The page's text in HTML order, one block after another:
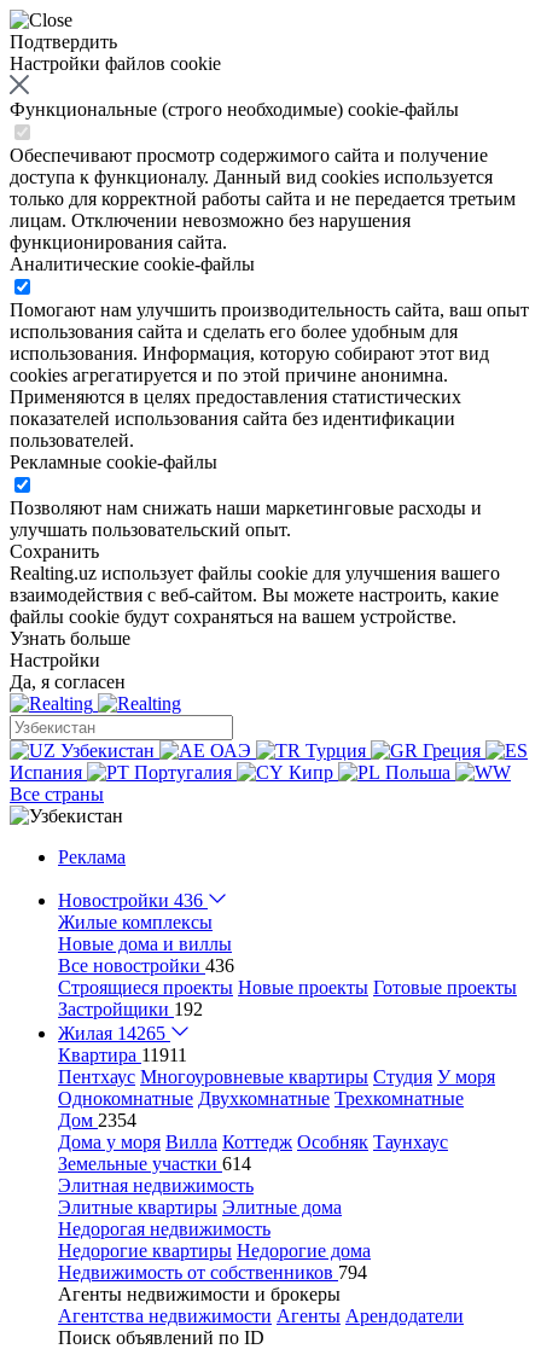
Подтвердить
Настройки файлов cookie
Функциональные (строго необходимые) cookie-файлы
Обеспечивают просмотр содержимого сайта и получение
доступа к функционалу. Данный вид cookies используется
только для корректной работы сайта и не передается третьим
лицам. Отключении невозможно без нарушения
функционирования сайта.
Аналитические cookie-файлы
Помогают нам улучшить производительность сайта, ваш опыт
использования сайта и сделать его более удобным для
использования. Информация, которую собирают этот вид
cookies агрегатируется и по этой причине анонимна.
Применяются в целях предоставления статистических
показателей использования сайта без идентификации
пользователей.
Рекламные cookie-файлы
Позволяют нам снижать наши маркетинговые расходы и
улучшать пользовательский опыт.
Сохранить
Realting.uz использует файлы cookie для улучшения вашего
взаимодействия с веб-сайтом. Вы можете настроить, какие
файлы cookie будут сохраняться на вашем устройстве.
Узнать больше
Настройки
Да, я согласен
Узбекистан ОАЭ Турция
Греция
Испания
Португалия Кипр
Польша
Все страны
Реклама
Новостройки 436
Жилые комплексы
Новые дома и виллы
Все новостройки 436
Строящиеся проекты Новые проекты Готовые проекты
Застройщики 192
Жилая 14265
Квартира 11911
Пентхаус Многоуровневые квартиры Студия У моря
Однокомнатные Двухкомнатные Трехкомнатные
Дом 2354
Дома у моря Вилла Коттедж Особняк Таунхаус
Земельные участки 614
Элитная недвижимость
Элитные квартиры Элитные дома
Недорогая недвижимость
Недорогие квартиры Недорогие дома
Недвижимость от собственников 794
Агенты недвижимости и брокеры
Агентства недвижимости Агенты Арендодатели
Поиск объявлений по ID